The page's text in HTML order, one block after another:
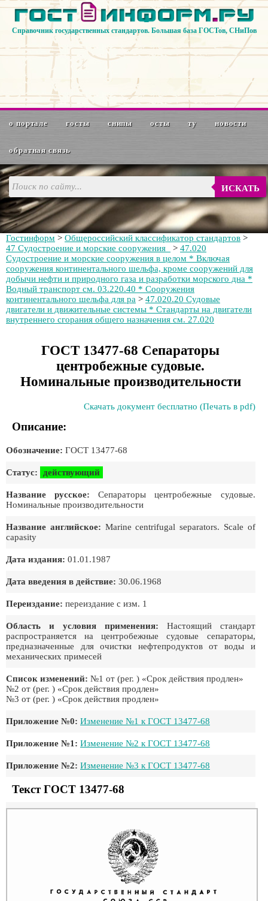
Справочник государственных стандартов. Большая база ГОСТов, СНиПов
о портале госты снипы осты ту новости
обратная связь
ИСКАТЬ
Гостинформ > Общероссийский классификатор стандартов >
47 Судостроение и морские сооружения
> 47.020
Судостроение и морские сооружения в целом * Включая
сооружения континентального шельфа, кроме сооружений для
добычи нефти и природного газа и разработки морского дна *
Водный транспорт см. 03.220.40 * Сооружения
континентального шельфа для ра > 47.020.20 Судовые
двигатели и движительные системы * Стандарты на двигатели
внутреннего сгорания общего назначения см. 27.020
ГОСТ 13477-68 Сепараторы
центробежные судовые.
Номинальные производительности
Скачать документ бесплатно (Печать в pdf)
Описание:
Обозначение: ГОСТ 13477-68
Статус: действующий
Название русское: Сепараторы центробежные судовые.
Номинальные производительности
Название английское: Marine centrifugal separators. Scale of
capasity
Дата издания: 01.01.1987
Дата введения в действие: 30.06.1968
Переиздание: переиздание с изм. 1
Область и условия применения: Настоящий стандарт
распространяется на центробежные судовые сепараторы,
предназначенные для очистки нефтепродуктов от воды и
механических примесей
Список изменений: №1 от (рег. ) «Срок действия продлен»
№2 от (рег. ) «Срок действия продлен»
№3 от (рег. ) «Срок действия продлен»
Приложение №0: Изменение №1 к ГОСТ 13477-68
Приложение №1: Изменение №2 к ГОСТ 13477-68
Приложение №2: Изменение №3 к ГОСТ 13477-68
Текст ГОСТ 13477-68